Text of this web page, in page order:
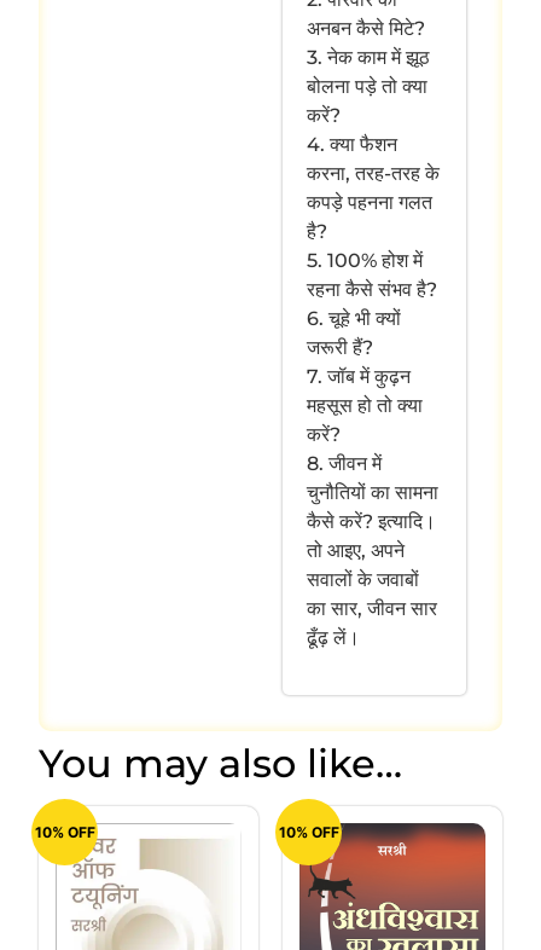
अनबन कैसे मिटे?
3. नेक काम में झूठ
बोलना पड़े तो क्या
करें?
4. क्या फैशन
करना, तरह-तरह के
कपड़े पहनना गलत
है?
5. 100% होश में
रहना कैसे संभव है?
6. चूहे भी क्यों
जरूरी हैं?
7. जॉब में कुढ़न
महसूस हो तो क्या
करें?
8. जीवन में
चुनौतियों का सामना
कैसे करें? इत्यादि।
तो आइए, अपने
सवालों के जवाबों
का सार, जीवन सार
ढूँढ़ लें।
You may also like…
10% OFF 10% OFF